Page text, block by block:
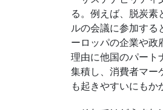
る。例えば、脱炭素
ルの会議に参加する
ーロッパの企業や政
理由に他国のパート
集積し、消費者マー
も起きやすいにもか